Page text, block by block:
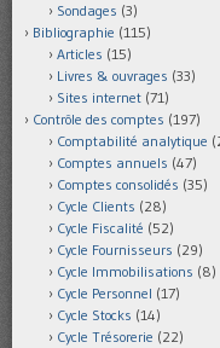
Sondages (3)
Bibliographie (115)
Articles (15)
Livres & ouvrages (33)
Sites internet (71)
Contrôle des comptes (197)
Comptabilité analytique
Comptes annuels (47)
Comptes consolidés (35)
Cycle Clients (28)
Cycle Fiscalité (52)
Cycle Fournisseurs (29)
Cycle Immobilisations (8)
Cycle Personnel (17)
Cycle Stocks (14)
Cycle Trésorerie (22)